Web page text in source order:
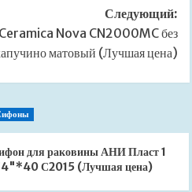
Следующий:
Nova CN2000MC без
матовый (Лучшая цена)
для раковины АНИ Пласт 1
С2015 (Лучшая цена)